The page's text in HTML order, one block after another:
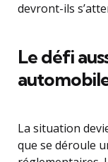
devront-ils
Le défi
La situation
que se déroule